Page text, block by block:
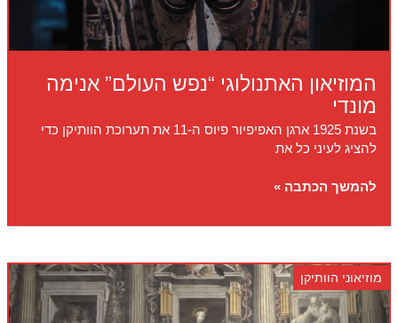
המוזיאון האתנולוגי “נפש העולם” אנימה
מונדי
בשנת 1925 ארגן האפיפיור פיוס ה-11 את תערוכת הוותיקן כדי
להציג לעיני כל את
המוזיאון
“נפש
אנימה
מונדי
להמשך הכתבה »
מוזיאוני הוותיקן